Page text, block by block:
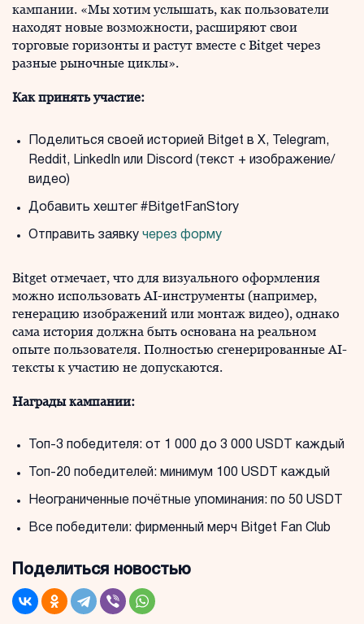
кампании. «Мы хотим услышать, как пользователи
находят новые возможности, расширяют свои
торговые горизонты и растут вместе с Bitget через
разные рыночные циклы».
Как принять участие:
Поделиться своей историей Bitget в X, Telegram,
Reddit, LinkedIn или Discord (текст + изображение/
видео)
Добавить хештег #BitgetFanStory
Отправить заявку через форму
Bitget отмечает, что для визуального оформления
можно использовать AI-инструменты (например,
генерацию изображений или монтаж видео), однако
сама история должна быть основана на реальном
опыте пользователя. Полностью сгенерированные AI-
тексты к участию не допускаются.
Награды кампании:
Топ-3 победителя: от 1 000 до 3 000 USDT каждый
Топ-20 победителей: минимум 100 USDT каждый
Неограниченные почётные упоминания: по 50 USDT
Все победители: фирменный мерч Bitget Fan Club
Поделиться новостью